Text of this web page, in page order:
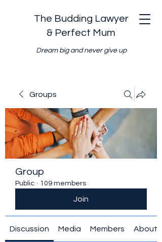
The Budding Lawyer
& Perfect Mum
Dream big and never give up
Groups
Group
Public · 109 members
Join
Discussion Media Members About